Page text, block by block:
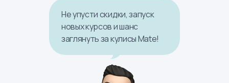
Не упусти скидки, запуск
новых курсов и шанс
заглянуть за кулисы Mate!